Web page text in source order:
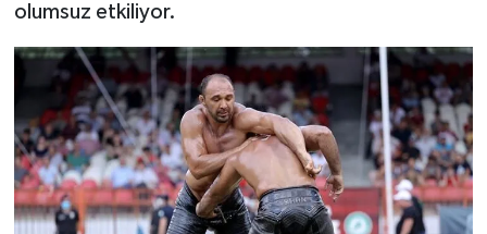
olumsuz etkiliyor.